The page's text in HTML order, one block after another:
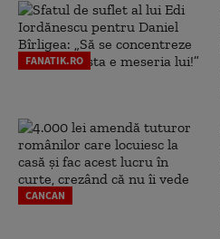
FANATIK.RO
CANCAN